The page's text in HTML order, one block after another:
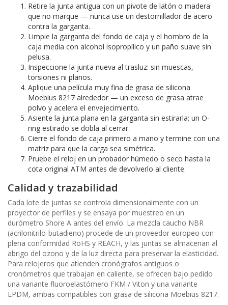
Retire la junta antigua con un pivote de latón o madera
que no marque — nunca use un destornillador de acero
contra la garganta.
Limpie la garganta del fondo de caja y el hombro de la
caja media con alcohol isopropílico y un paño suave sin
pelusa.
Inspeccione la junta nueva al trasluz: sin muescas,
torsiones ni planos.
Aplique una película muy fina de grasa de silicona
Moebius 8217 alrededor — un exceso de grasa atrae
polvo y acelera el envejecimiento.
Asiente la junta plana en la garganta sin estirarla; un O-
ring estirado se dobla al cerrar.
Cierre el fondo de caja primero a mano y termine con una
matriz para que la carga sea simétrica.
Pruebe el reloj en un probador húmedo o seco hasta la
cota original ATM antes de devolverlo al cliente.
Calidad y trazabilidad
Cada lote de juntas se controla dimensionalmente con un
proyector de perfiles y se ensaya por muestreo en un
durómetro Shore A antes del envío. La mezcla caucho NBR
(acrilonitrilo-butadieno) procede de un proveedor europeo con
plena conformidad RoHS y REACH, y las juntas se almacenan al
abrigo del ozono y de la luz directa para preservar la elasticidad.
Para relojeros que atienden cronógrafos antiguos o
cronómetros que trabajan en caliente, se ofrecen bajo pedido
una variante fluoroelastómero FKM / Viton y una variante
EPDM, ambas compatibles con grasa de silicona Moebius 8217.